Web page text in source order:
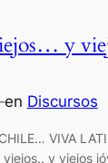
y
en Discursos
VIVA
y viejos